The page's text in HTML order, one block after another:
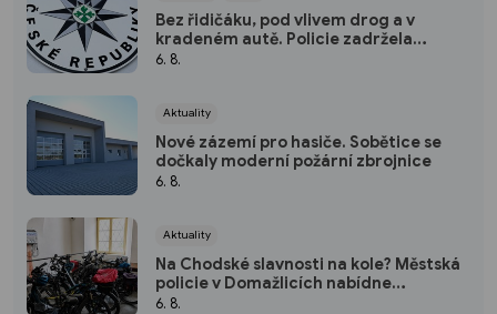
Bez řidičáku, pod vlivem drog a v
kradeném autě. Policie zadržela
třicetiletého muže
6. 8.
Aktuality
Nové zázemí pro hasiče. Sobětice se
dočkaly moderní požární zbrojnice
6. 8.
Aktuality
Na Chodské slavnosti na kole? Městská
policie v Domažlicích nabídne
bezplatnou úschovnu
6. 8.